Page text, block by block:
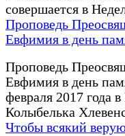
совершается в
Проповедь
Евфимия в день
Проповедь
Евфимия в день
февраля 2017 года
Колыбелька
Чтобы всякий